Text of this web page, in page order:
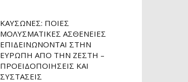
ΚΑΎΣΩΝΕΣ: ΠΟΙΕΣ
ΜΟΛΥΣΜΑΤΙΚΈΣ ΑΣΘΈΝΕΙΕΣ
ΕΠΙΔΕΙΝΏΝΟΝΤΑΙ ΣΤΗΝ
ΕΥΡΏΠΗ ΑΠΌ ΤΗΝ ΖΈΣΤΗ –
ΠΡΟΕΙΔΟΠΟΙΉΣΕΙΣ ΚΑΙ
ΣΥΣΤΆΣΕΙΣ